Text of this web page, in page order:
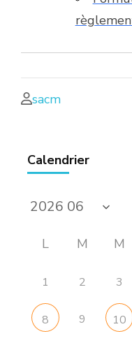
sacm
Calendrier
L M M
1 2 3
8 9 10